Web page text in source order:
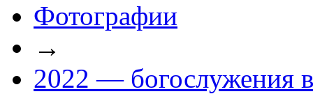
Фотографии
→
2022 — богослужения